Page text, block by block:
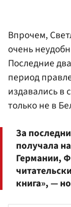
Впрочем,
очень
Последние
период
издавались в
только не в
За
получала
Германии,
книга», —